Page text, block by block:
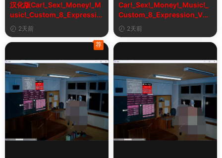
汉化版Car!_Sex!_Money!_M
usic!_Custom_8_Expressio
n_V2_1&车！性！钱！音乐！
自定义表情
2天前
Car!_Sex!_Money!_Music!_
Custom_8_Expression_V2_
1
2天前
荐